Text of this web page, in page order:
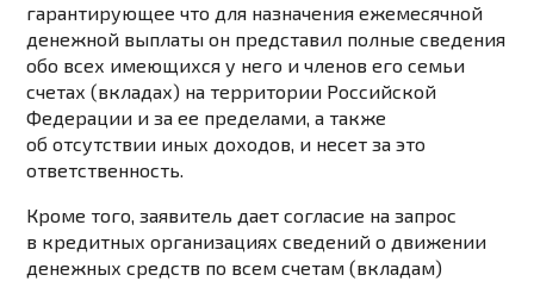
гарантирующее что для назначения ежемесячной
денежной выплаты он представил полные сведения
обо всех имеющихся у него и членов его семьи
счетах (вкладах) на территории Российской
Федерации и за ее пределами, а также
об отсутствии иных доходов, и несет за это
ответственность.
Кроме того, заявитель дает согласие на запрос
в кредитных организациях сведений о движении
денежных средств по всем счетам (вкладам)